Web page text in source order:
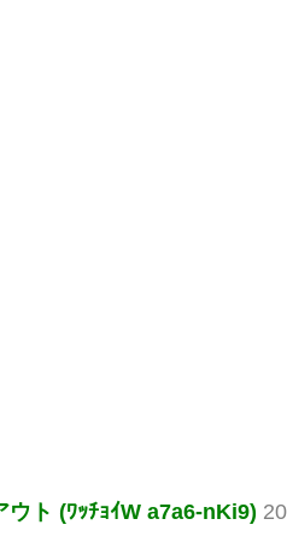
ト (ﾜｯﾁｮｲW a7a6-nKi9)